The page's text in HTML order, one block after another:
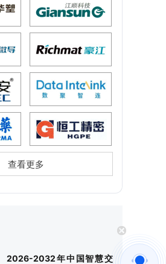
查看更多
2026-2032年中国智慧交